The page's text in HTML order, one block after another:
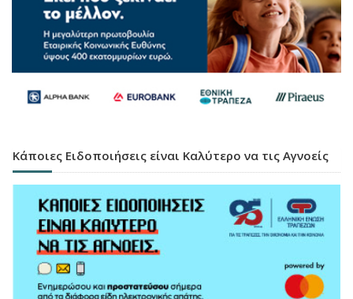
Κάποιες Ειδοποιήσεις είναι Καλύτερο να τις Αγνοείς